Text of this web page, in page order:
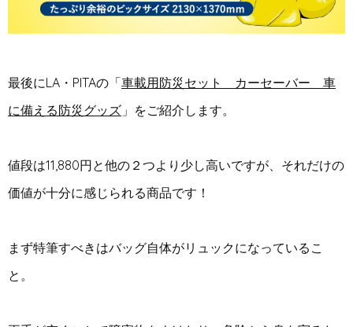
最後にLA・PITAの「車載用防災セット カーセーバー 車
に備える防災グッズ 」をご紹介します。
値段は11,880円と他の２つより少し高いですが、それだけの
価値が十分に感じられる商品です！
まず特筆すべきはバッグ自体がリュックになっているこ
と。